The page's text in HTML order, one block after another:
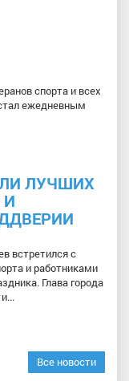
спорта и всех
ежедневным
ЛУЧШИХ
И
встретился с
и работниками
Глава города
Все новости